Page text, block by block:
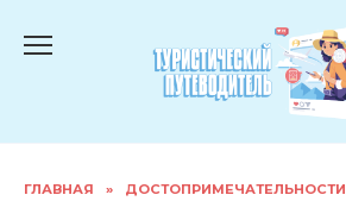
ГЛАВНАЯ » ДОСТОПРИМЕЧАТЕЛЬНОСТИ